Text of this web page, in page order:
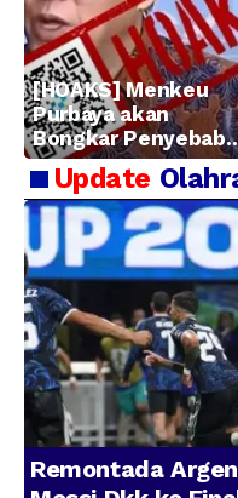
[HOAKS] Menkeu
Purbaya akan
Bongkar Penyebab
Kerugian BUMN
Update
Remontada